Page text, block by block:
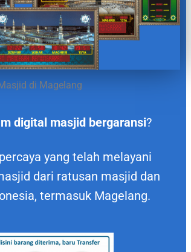
di Magelang
digital masjid bergaransi?
yang telah melayani
dari ratusan masjid dan
termasuk Magelang.